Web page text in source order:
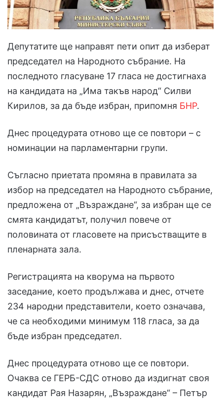
Депутатите ще направят пети опит да изберат
председател на Народното събрание. На
последното гласуване 17 гласа не достигнаха
на кандидата на „Има такъв народ“ Силви
Кирилов, за да бъде избран, припомня БНР.
Днес процедурата отново ще се повтори – с
номинации на парламентарни групи.
Съгласно приетата промяна в правилата за
избор на председател на Народното събрание,
предложена от „Възраждане“, за избран ще се
смята кандидатът, получил повече от
половината от гласовете на присъстващите в
пленарната зала.
Регистрацията на кворума на първото
заседание, което продължава и днес, отчете
234 народни представители, което означава,
че са необходими минимум 118 гласа, за да
бъде избран председател.
Днес процедурата отново ще се повтори.
Очаква се ГЕРБ-СДС отново да издигнат своя
кандидат Рая Назарян, „Възраждане“ – Петър